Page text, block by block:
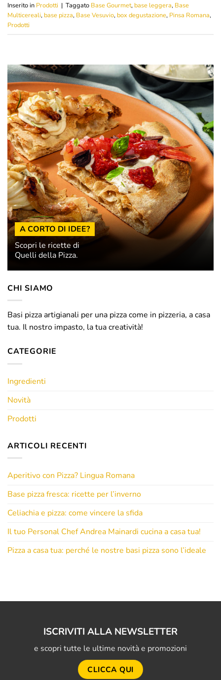
Inserito in Prodotti | Taggato Base Gourmet, base leggera, Base
Multicereali, base pizza, Base Vesuvio, box degustazione, Pinsa Romana,
Prodotti
A CORTO DI IDEE?
Scopri le ricette di
Quelli della Pizza.
CHI SIAMO
Basi pizza artigianali per una pizza come in pizzeria, a casa
tua. Il nostro impasto, la tua creatività!
CATEGORIE
Ingredienti
Novità
Prodotti
ARTICOLI RECENTI
Aperitivo con Pizza? Lingua Romana
Base pizza fresca: ricette per l’inverno
Celiachia e pizza: come vincere la sfida
Il tuo Personal Chef Andrea Mainardi cucina a casa tua!
Pizza a casa tua: perché le nostre basi pizza sono l’ideale
ISCRIVITI ALLA NEWSLETTER
e scopri tutte le ultime novità e promozioni
CLICCA QUI